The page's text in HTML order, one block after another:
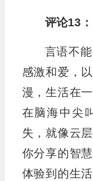
评论13：
言语不
感激和爱，
漫，生活在
在脑海中尖
失，就像云
你分享的智
体验到的生